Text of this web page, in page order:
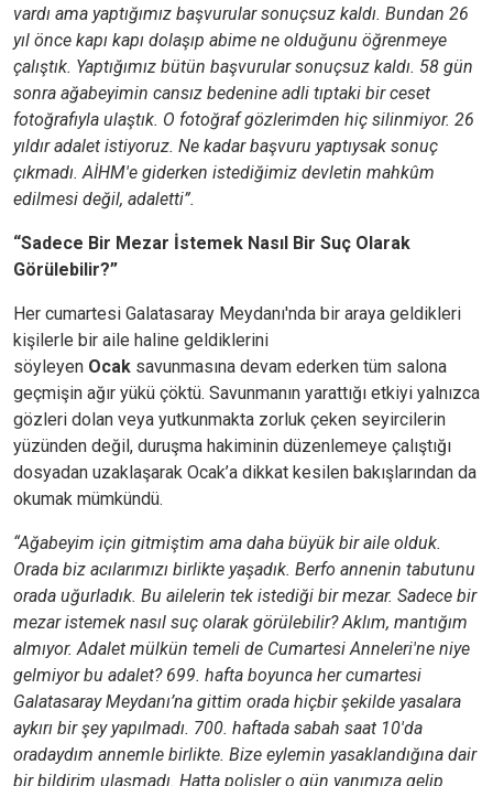
vardı ama yaptığımız başvurular sonuçsuz kaldı. Bundan 26
yıl önce kapı kapı dolaşıp abime ne olduğunu öğrenmeye
çalıştık. Yaptığımız bütün başvurular sonuçsuz kaldı. 58 gün
sonra ağabeyimin cansız bedenine adli tıptaki bir ceset
fotoğrafıyla ulaştık. O fotoğraf gözlerimden hiç silinmiyor. 26
yıldır adalet istiyoruz. Ne kadar başvuru yaptıysak sonuç
çıkmadı. AİHM'e giderken istediğimiz devletin mahkûm
edilmesi değil, adaletti”.
“Sadece Bir Mezar İstemek Nasıl Bir Suç Olarak
Görülebilir?”
Her cumartesi Galatasaray Meydanı'nda bir araya geldikleri
kişilerle bir aile haline geldiklerini
söyleyen Ocak savunmasına devam ederken tüm salona
geçmişin ağır yükü çöktü. Savunmanın yarattığı etkiyi yalnızca
gözleri dolan veya yutkunmakta zorluk çeken seyircilerin
yüzünden değil, duruşma hakiminin düzenlemeye çalıştığı
dosyadan uzaklaşarak Ocak’a dikkat kesilen bakışlarından da
okumak mümkündü.
“Ağabeyim için gitmiştim ama daha büyük bir aile olduk.
Orada biz acılarımızı birlikte yaşadık. Berfo annenin tabutunu
orada uğurladık. Bu ailelerin tek istediği bir mezar. Sadece bir
mezar istemek nasıl suç olarak görülebilir? Aklım, mantığım
almıyor. Adalet mülkün temeli de Cumartesi Anneleri'ne niye
gelmiyor bu adalet? 699. hafta boyunca her cumartesi
Galatasaray Meydanı’na gittim orada hiçbir şekilde yasalara
aykırı bir şey yapılmadı. 700. haftada sabah saat 10'da
oradaydım annemle birlikte. Bize eylemin yasaklandığına dair
bir bildirim ulaşmadı. Hatta polisler o gün yanımıza gelip